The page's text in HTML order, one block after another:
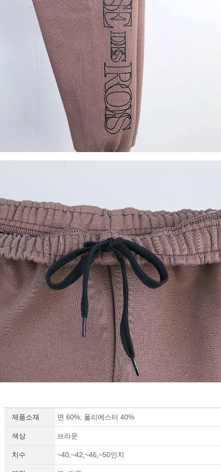
제품소재 면 60%, 폴리에스터 40%
색상 브라운
치수 ~40,~42,~46,~50인치